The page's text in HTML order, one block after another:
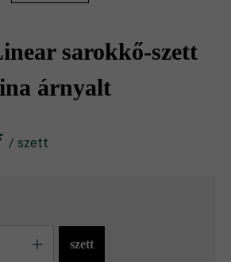
sarokkő-szett
árnyalt
/ szett
szett